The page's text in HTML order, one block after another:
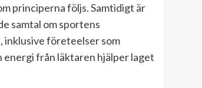
principerna följs. Samtidigt är
samtal om sportens
inklusive företeelser som
energi från läktaren hjälper laget